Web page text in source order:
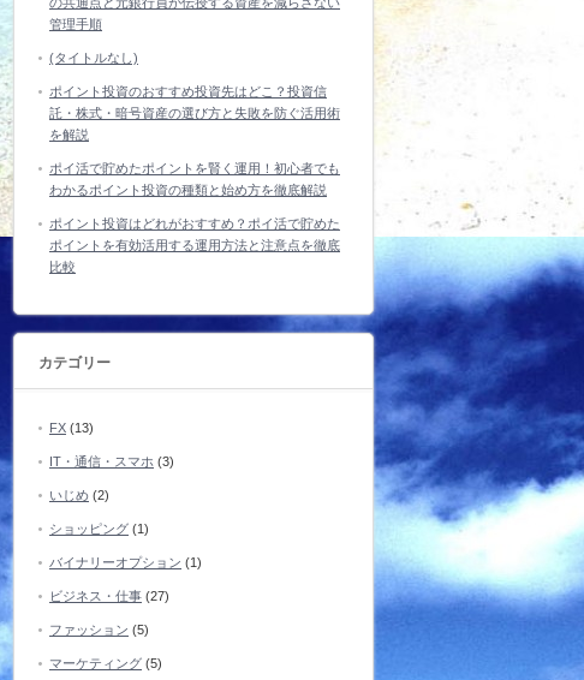
管理手順
(タイトルなし)
ポイント投資のおすすめ投資先はどこ？投資信
託・株式・暗号資産の選び方と失敗を防ぐ活用術
を解説
ポイ活で貯めたポイントを賢く運用！初心者でも
わかるポイント投資の種類と始め方を徹底解説
ポイント投資はどれがおすすめ？ポイ活で貯めた
ポイントを有効活用する運用方法と注意点を徹底
比較
カテゴリー
FX (13)
IT・通信・スマホ (3)
いじめ (2)
ショッピング (1)
バイナリーオプション (1)
ビジネス・仕事 (27)
ファッション (5)
マーケティング (5)